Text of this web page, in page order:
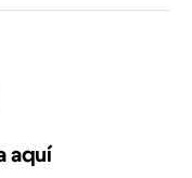
aquí